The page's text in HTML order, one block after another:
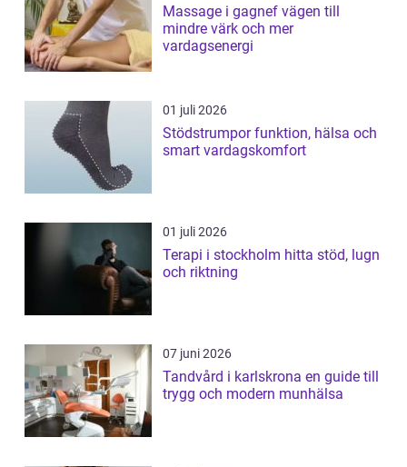
Massage i gagnef vägen till
mindre värk och mer
vardagsenergi
01 juli 2026
Stödstrumpor funktion, hälsa och
smart vardagskomfort
01 juli 2026
Terapi i stockholm hitta stöd, lugn
och riktning
07 juni 2026
Tandvård i karlskrona en guide till
trygg och modern munhälsa